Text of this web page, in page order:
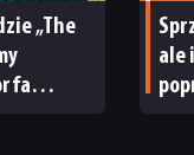
„The
ale